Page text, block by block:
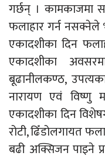
गर्छन् । कामकाजमा
फलाहार गर्न नसक्नेले
एकादशीका दिन
एकादशीका
बूढानीलकण्ठ,
नारायण एवं विष्णु
एकादशीका दिन
रोटी, ढिँडोलगायत
बढी अक्सिजन पाइने